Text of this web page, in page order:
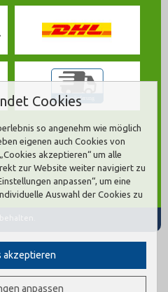
Cookies
so angenehm wie möglich
eigenen auch Cookies von
akzeptieren“ um alle
zur Website weiter navigiert zu
anpassen“, um eine
Auswahl der Cookies zu
akzeptieren
anpassen